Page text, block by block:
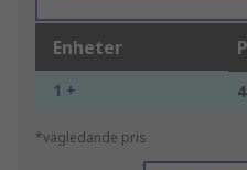
Enheter
1 +
*vägledande pris